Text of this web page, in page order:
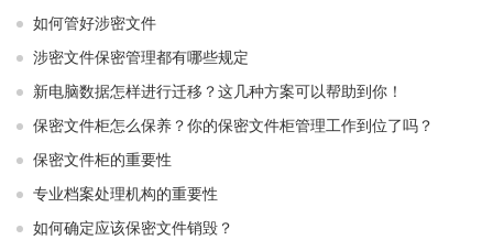
如何管好涉密文件
涉密文件保密管理都有哪些规定
新电脑数据怎样进行迁移？这几种方案可以帮助到你！
保密文件柜怎么保养？你的保密文件柜管理工作到位了吗？
保密文件柜的重要性
专业档案处理机构的重要性
如何确定应该保密文件销毁？